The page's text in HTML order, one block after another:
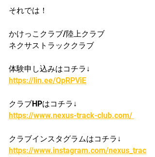
それでは！
かけっこクラブ/陸上クラブ
ネクサストラッククラブ
体験申し込みはコチラ↓
https://lin.ee/QpRPViE
クラブHPはコチラ↓
https://www.nexus-track-club.com/
クラブインスタグラムはコチラ↓
https://www.instagram.com/nexus_trac